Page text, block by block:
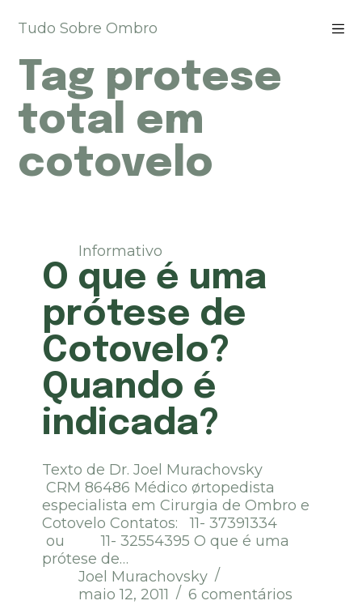
u
a
p
a
a
o
Tudo Sobre Ombro
Tag protese
total em
cotovelo
Informativo
O que é uma
prótese de
Cotovelo?
Quando é
indicada?
Texto de Dr. Joel Murachovsky
CRM 86486 Médico ørtopedista
especialista em Cirurgia de Ombro e
Cotovelo Contatos: 11- 37391334
ou 11- 32554395 O que é uma
prótese de…
Joel Murachovsky
maio 12, 2011
6 comentários